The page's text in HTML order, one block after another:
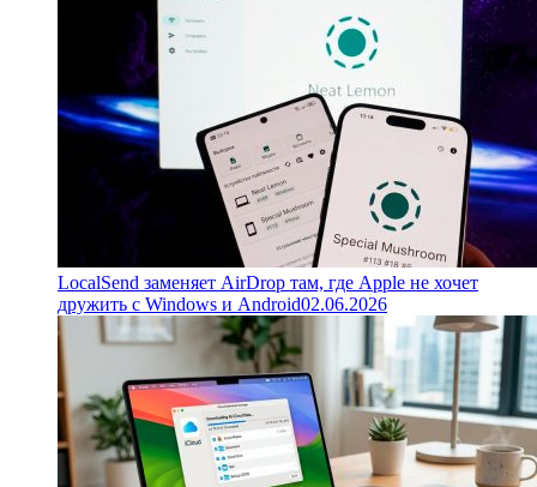
LocalSend заменяет AirDrop там, где Apple не хочет
дружить с Windows и Android02.06.2026